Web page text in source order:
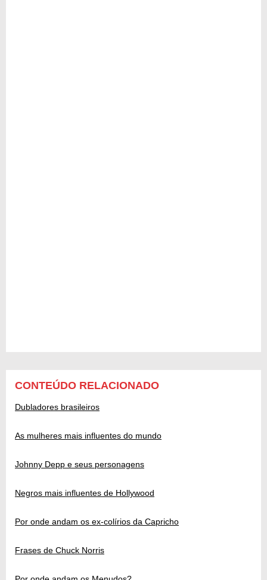
CONTEÚDO RELACIONADO
Dubladores brasileiros
As mulheres mais influentes do mundo
Johnny Depp e seus personagens
Negros mais influentes de Hollywood
Por onde andam os ex-colírios da Capricho
Frases de Chuck Norris